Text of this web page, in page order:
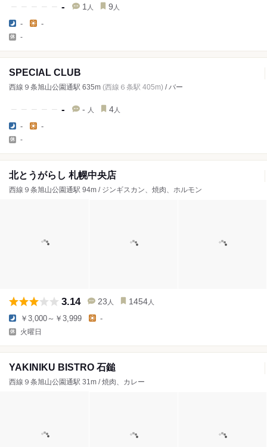
- 1 人 9 人
- -
-
SPECIAL CLUB
西線９条旭山公園通駅 635m (西線６条駅 405m) / バー
- - 人 4 人
- -
-
北とうがらし 札幌中央店
西線９条旭山公園通駅 94m / ジンギスカン、焼肉、ホルモン
3.14 23 人 1454 人
￥3,000～￥3,999 -
火曜日
YAKINIKU BISTRO 石鎚
西線９条旭山公園通駅 31m / 焼肉、カレー